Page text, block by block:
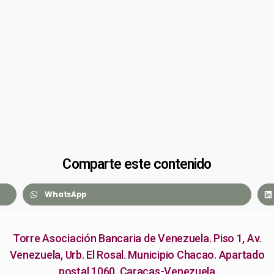
Comparte este contenido
WhatsApp
Torre Asociación Bancaria de Venezuela. Piso 1, Av.
Venezuela, Urb. El Rosal. Municipio Chacao. Apartado
postal 1060. Caracas-Venezuela